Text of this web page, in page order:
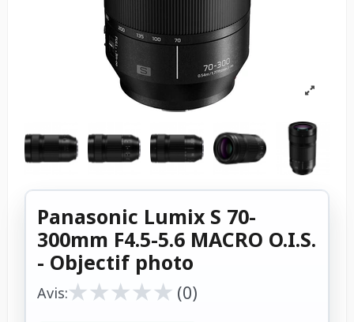
Panasonic Lumix S 70-
300mm F4.5-5.6 MACRO O.I.S.
- Objectif photo
Avis:★
★★
★★
★★
★★
★ (0)